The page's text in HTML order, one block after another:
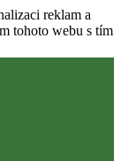
reklam a
tohoto webu s tím